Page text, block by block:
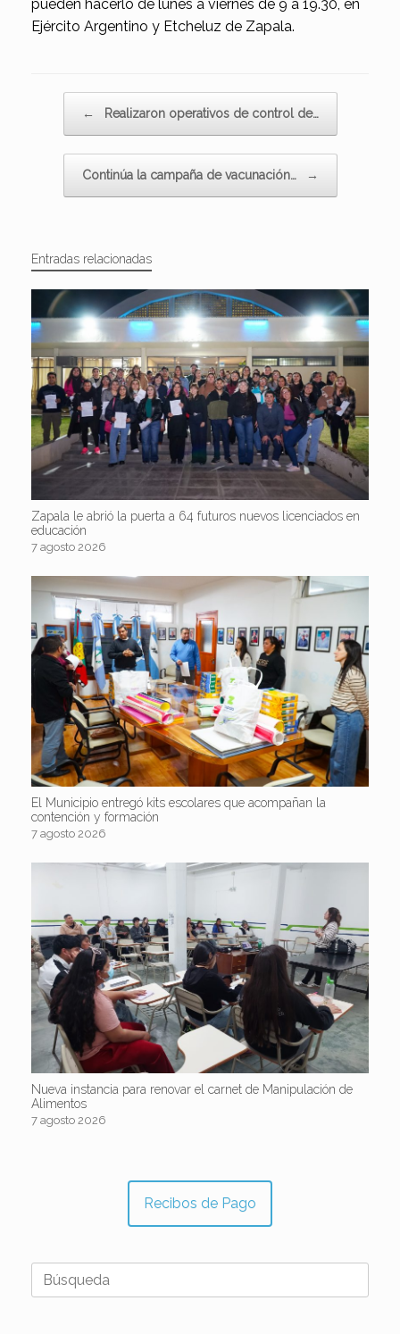
pueden hacerlo de lunes a viernes de 9 a 19.30, en
Ejército Argentino y Etcheluz de Zapala.
← Realizaron operativos de control de…
Continúa la campaña de vacunación… →
Entradas relacionadas
Zapala le abrió la puerta a 64 futuros nuevos licenciados en
educación
7 agosto 2026
El Municipio entregó kits escolares que acompañan la
contención y formación
7 agosto 2026
Nueva instancia para renovar el carnet de Manipulación de
Alimentos
7 agosto 2026
Recibos de Pago
Buscar: